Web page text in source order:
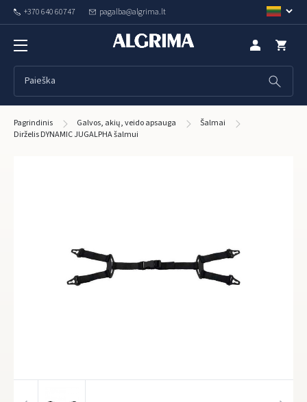
+370 640 60747 pagalba@algrima.lt
Pagrindinis Galvos, akių, veido apsauga
Šalmai
Dirželis DYNAMIC JUGALPHA šalmui